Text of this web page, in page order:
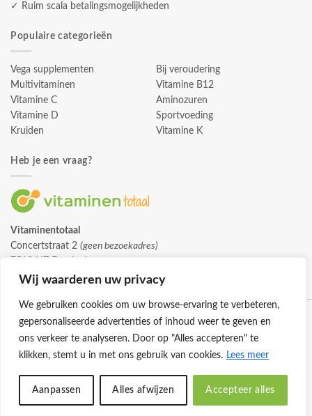
Wij waarderen uw privacy
We gebruiken cookies om uw browse-ervaring te verbeteren,
gepersonaliseerde advertenties of inhoud weer te geven en
ons verkeer te analyseren. Door op "Alles accepteren" te
klikken, stemt u in met ons gebruik van cookies. Lees meer
Aanpassen Alles afwijzen Accepteer alles
✓ Ruim scala betalingsmogelijkheden
Populaire categorieën
Vega supplementen
Multivitaminen
Vitamine C
Vitamine D
Kruiden
Bij veroudering
Vitamine B12
Aminozuren
Sportvoeding
Vitamine K
Heb je een vraag?
Vitaminentotaal
Concertstraat 2 (geen bezoekadres)
info@vitaminentotaal.nl
© 2026 -Vitaminentotaal.nl